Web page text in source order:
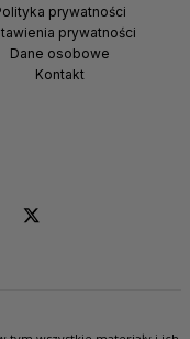
prywatności
prywatności
Dane osobowe
Kontakt